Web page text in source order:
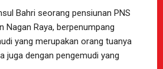
Bahri seorang pensiunan PNS
Nagan Raya, berpenumpang
yang merupakan orang tuanya
juga dengan pengemudi yang